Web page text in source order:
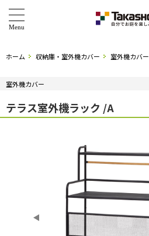
海外ブランド・シリーズ
ホーム 収納庫・室外機カバー 室外機カバー
室外機カバー
テラス室外機ラック /A